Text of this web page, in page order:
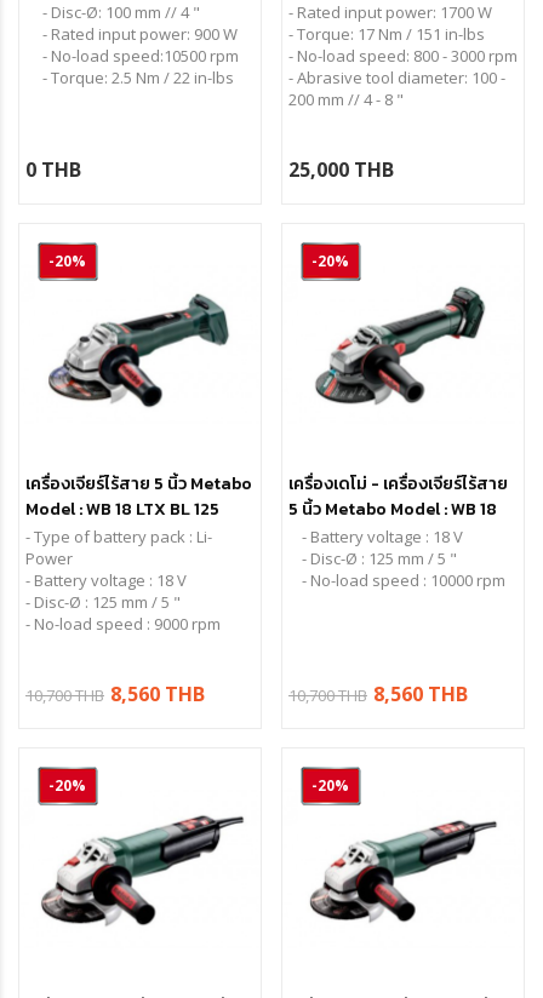
- Disc-Ø: 100 mm // 4 "
- Rated input power: 900 W
- No-load speed:10500 rpm
- Torque: 2.5 Nm / 22 in-lbs
0 THB
- Rated input power: 1700 W
- Torque: 17 Nm / 151 in-lbs
- No-load speed: 800 - 3000 rpm
- Abrasive tool diameter: 100 -
200 mm // 4 - 8 "
25,000 THB
-20%
เครื่องเจียร์ไร้สาย 5 นิ้ว Metabo
Model : WB 18 LTX BL 125
Quick (เครื่องเปล่าพร้อมกล่อง)
- Type of battery pack : Li-
Power
- Battery voltage : 18 V
- Disc-Ø : 125 mm / 5 "
- No-load speed : 9000 rpm
10,700 THB 8,560 THB
-20%
เครื่องเดโม่ - เครื่องเจียร์ไร้สาย
5 นิ้ว Metabo Model : WB 18
LT BL 11-125 Quick (เครื่อง
เปล่าพร้อมกล่อง)
- Battery voltage : 18 V
- Disc-Ø : 125 mm / 5 "
- No-load speed : 10000 rpm
10,700 THB 8,560 THB
-20% -20%